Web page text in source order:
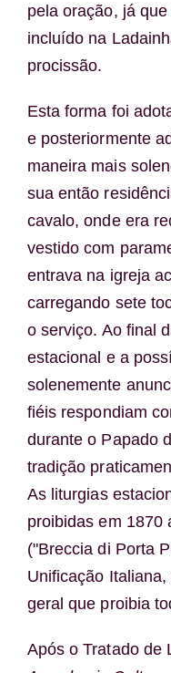
pela oração, já
incluído na
procissão.
Esta forma foi
e posteriormente
maneira mais
sua então
cavalo, onde era
vestido com
entrava na igreja
carregando sete
o serviço. Ao final
estacional e a
solenemente
fiéis respondiam
durante o Papado
tradição
As liturgias
proibidas em 1870
("Breccia di Porta
Unificação
geral que proibia
Após o Tratado de